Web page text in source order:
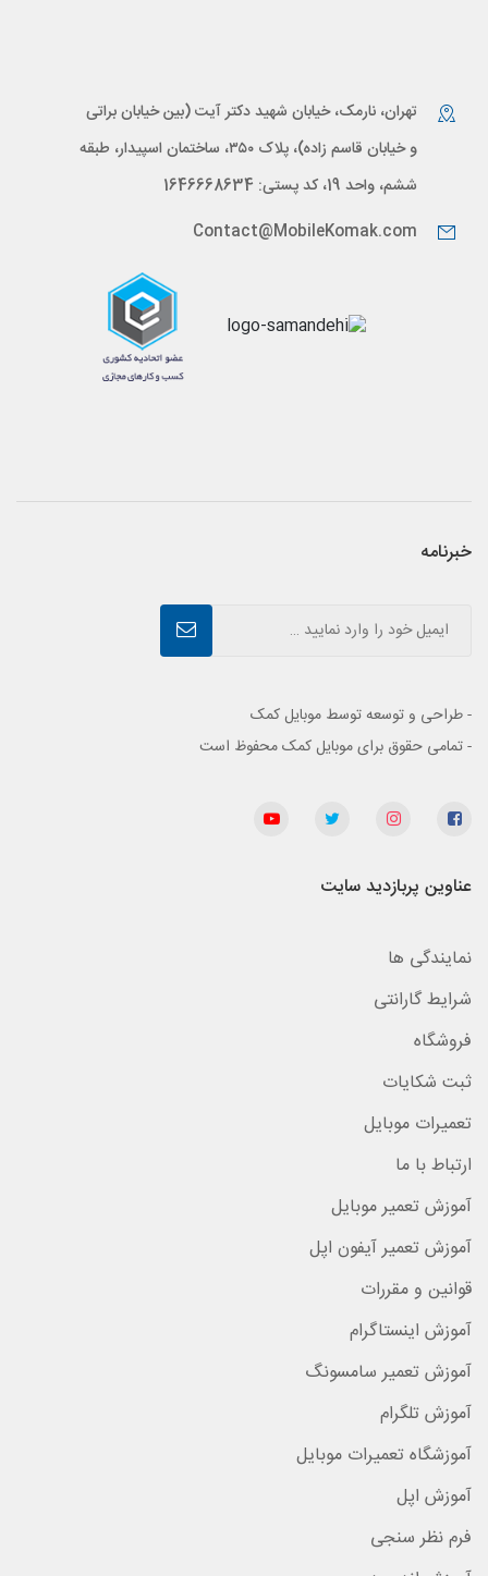
تهران، نارمک، خیابان شهید دکتر آیت (بین خیابان براتی
و خیابان قاسم زاده)، پلاک ۳۵۰، ساختمان اسپیدار، طبقه
ششم، واحد 19، کد پستی: 1646668634
Contact@MobileKomak.com
خبرنامه
- طراحی و توسعه توسط موبایل کمک
- تمامی حقوق برای موبایل کمک محفوظ است
عناوین پربازدید سایت
نمایندگی ها
شرایط گارانتی
فروشگاه
ثبت شکایات
تعمیرات موبایل
ارتباط با ما
آموزش تعمیر موبایل
آموزش تعمیر آیفون اپل
قوانین و مقررات
آموزش اینستاگرام
آموزش تعمیر سامسونگ
آموزش تلگرام
آموزشگاه تعمیرات موبایل
آموزش اپل
فرم نظر سنجی